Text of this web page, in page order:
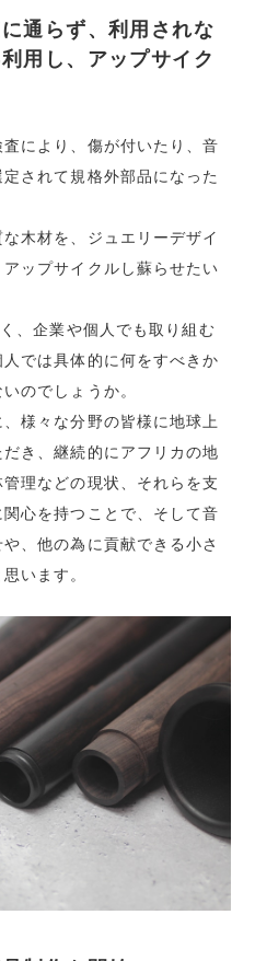
通らず、利用されな
用し、アップサイク
により、傷が付いたり、音
されて規格外部品になった
木材を、ジュエリーデザイ
ップサイクルし蘇らせたい
、企業や個人でも取り組む
では具体的に何をすべきか
のでしょうか。
様々な分野の皆様に地球上
き、継続的にアフリカの地
理などの現状、それらを支
心を持つことで、そして音
、他の為に貢献できる小さ
います。